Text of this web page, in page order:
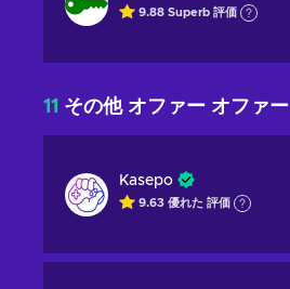
9.88 Superb 評価
11 その他 オファー オファー
Kasepo
9.63 優れた 評価